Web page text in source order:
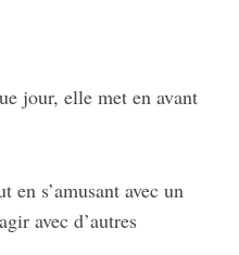
jour, elle met en avant
s’amusant avec un
avec d’autres